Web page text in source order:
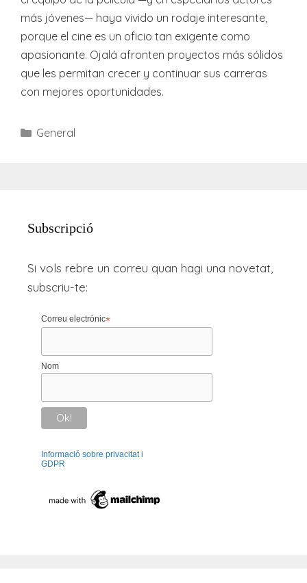
más jóvenes— haya vivido un rodaje interesante,
porque el cine es un oficio tan exigente como
apasionante. Ojalá afronten proyectos más sólidos
que les permitan crecer y continuar sus carreras
con mejores oportunidades.
Categories
General
Subscripció
Si vols rebre un correu quan hagi una novetat,
subscriu-te:
Correu electrònic*
Nom
Informació sobre privacitat i
GDPR